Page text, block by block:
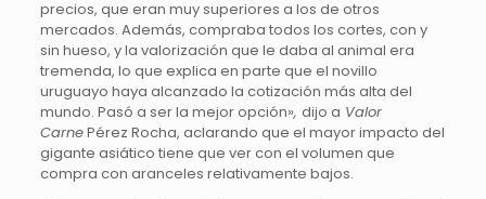
precios, que eran muy superiores a los de otros
mercados. Además, compraba todos los cortes, con y
sin hueso, y la valorización que le daba al animal era
tremenda, lo que explica en parte que el novillo
uruguayo haya alcanzado la cotización más alta del
mundo. Pasó a ser la mejor opción», dijo a Valor
CarnePérez Rocha, aclarando que el mayor impacto del
gigante asiático tiene que ver con el volumen que
compra con aranceles relativamente bajos.